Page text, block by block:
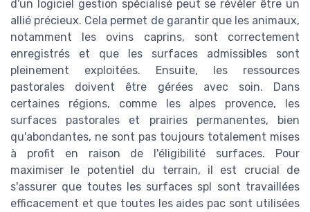
d'un logiciel gestion spécialisé peut se révéler être un
allié précieux. Cela permet de garantir que les animaux,
notamment les ovins caprins, sont correctement
enregistrés et que les surfaces admissibles sont
pleinement exploitées. Ensuite, les ressources
pastorales doivent être gérées avec soin. Dans
certaines régions, comme les alpes provence, les
surfaces pastorales et prairies permanentes, bien
qu'abondantes, ne sont pas toujours totalement mises
à profit en raison de l'éligibilité surfaces. Pour
maximiser le potentiel du terrain, il est crucial de
s'assurer que toutes les surfaces spl sont travaillées
efficacement et que toutes les aides pac sont utilisées